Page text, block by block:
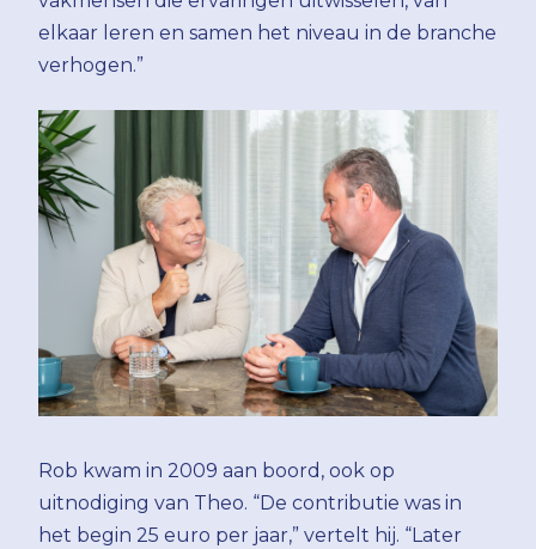
elkaar leren en samen het niveau in de branche
verhogen.”
Rob kwam in 2009 aan boord, ook op
uitnodiging van Theo. “De contributie was in
het begin 25 euro per jaar,” vertelt hij. “Later